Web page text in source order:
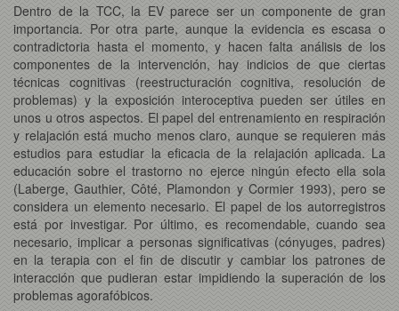
Dentro de la TCC, la EV parece ser un componente de gran
importancia. Por otra parte, aunque la evidencia es escasa o
contradictoria hasta el momento, y hacen falta análisis de los
componentes de la intervención, hay indicios de que ciertas
técnicas cognitivas (reestructuración cognitiva, resolución de
problemas) y la exposición interoceptiva pueden ser útiles en
unos u otros aspectos. El papel del entrenamiento en respiración
y relajación está mucho menos claro, aunque se requieren más
estudios para estudiar la eficacia de la relajación aplicada. La
educación sobre el trastorno no ejerce ningún efecto ella sola
(Laberge, Gauthier, Côté, Plamondon y Cormier 1993), pero se
considera un elemento necesario. El papel de los autorregistros
está por investigar. Por último, es recomendable, cuando sea
necesario, implicar a personas significativas (cónyuges, padres)
en la terapia con el fin de discutir y cambiar los patrones de
interacción que pudieran estar impidiendo la superación de los
problemas agorafóbicos.